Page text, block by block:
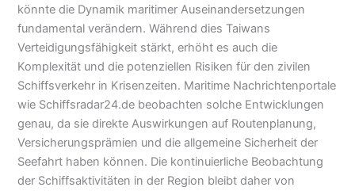
könnte die Dynamik maritimer Auseinandersetzungen
fundamental verändern. Während dies Taiwans
Verteidigungsfähigkeit stärkt, erhöht es auch die
Komplexität und die potenziellen Risiken für den zivilen
Schiffsverkehr in Krisenzeiten. Maritime Nachrichtenportale
wie Schiffsradar24.de beobachten solche Entwicklungen
genau, da sie direkte Auswirkungen auf Routenplanung,
Versicherungsprämien und die allgemeine Sicherheit der
Seefahrt haben können. Die kontinuierliche Beobachtung
der Schiffsaktivitäten in der Region bleibt daher von